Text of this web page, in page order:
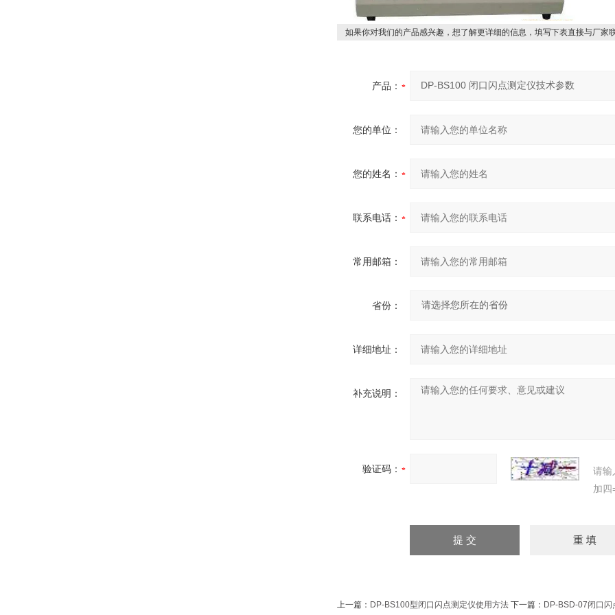
如果你对我们的产品感兴趣，想了解更详细的信息，填写下表直接与厂家
产品：
您的单位：
您的姓名：
联系电话：
常用邮箱：
省份：
详细地址：
补充说明：
验证码：
请输
加四
上一篇： DP-BS100型闭口闪点测定仪使用方法 下一篇： DP-BSD-07闭口闪